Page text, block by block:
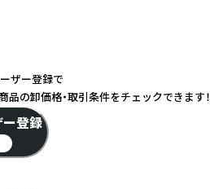
ザー登録で
品の卸価格・取引条件をチェックできます！
登録